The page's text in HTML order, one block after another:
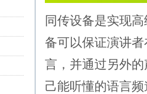
同传设备是实现
备可以保证演讲
言，并通过另外
己能听懂的语言